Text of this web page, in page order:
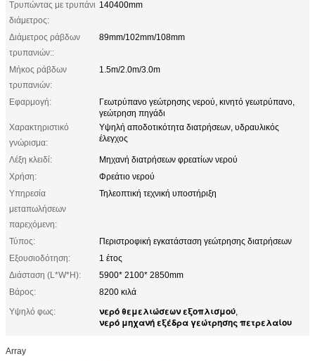
Τρυπώντας με τρυπάνι
διάμετρος:
140400mm
Διάμετρος ράβδων
τρυπανιών::
89mm/102mm/108mm
Μήκος ράβδων
τρυπανιών:
1.5m/2.0m/3.0m
Εφαρμογή:
Γεωτρύπανο γεώτρησης νερού, κινητό γεωτρύπανο,
γεώτρηση πηγάδι
Χαρακτηριστικό
γνώρισμα:
Υψηλή αποδοτικότητα διατρήσεων, υδραυλικός
έλεγχος
Λέξη κλειδί:
Μηχανή διατρήσεων φρεατίων νερού
Χρήση:
Φρεάτιο νερού
Υπηρεσία
μεταπωλήσεων
παρεχόμενη:
Τηλεοπτική τεχνική υποστήριξη
Τύπος:
Περιστροφική εγκατάσταση γεώτρησης διατρήσεων
Εξουσιοδότηση:
1 έτος
Διάσταση (L*W*H):
5900* 2100* 2850mm
Βάρος:
8200 κιλά
Υψηλό φως:
νερό θεμελιώσεων εξοπλισμού,
νερό μηχανή εξέδρα γεώτρησης πετρελαίου
Array